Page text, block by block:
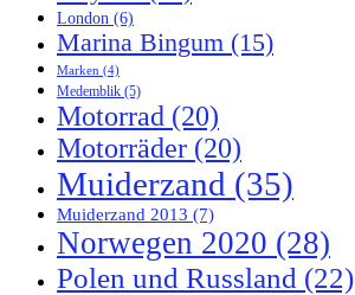
London (6)
Marina Bingum (15)
Marken (4)
Medemblik (5)
Motorrad (20)
Motorräder (20)
Muiderzand (35)
Muiderzand 2013 (7)
Norwegen 2020 (28)
Polen und Russland (22)